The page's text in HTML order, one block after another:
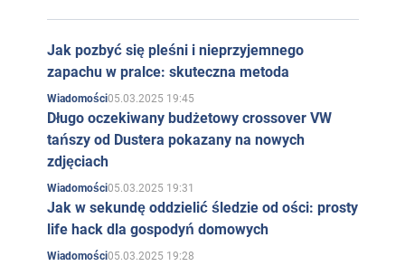
Jak pozbyć się pleśni i nieprzyjemnego
zapachu w pralce: skuteczna metoda
Wiadomości05.03.2025 19:45
Długo oczekiwany budżetowy crossover VW
tańszy od Dustera pokazany na nowych
zdjęciach
Wiadomości05.03.2025 19:31
Jak w sekundę oddzielić śledzie od ości: prosty
life hack dla gospodyń domowych
Wiadomości05.03.2025 19:28